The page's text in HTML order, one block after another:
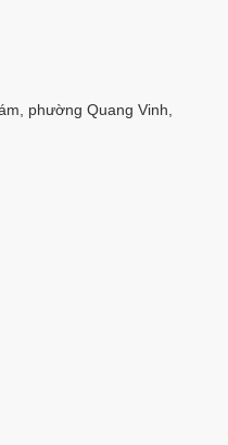
phường Quang Vinh,